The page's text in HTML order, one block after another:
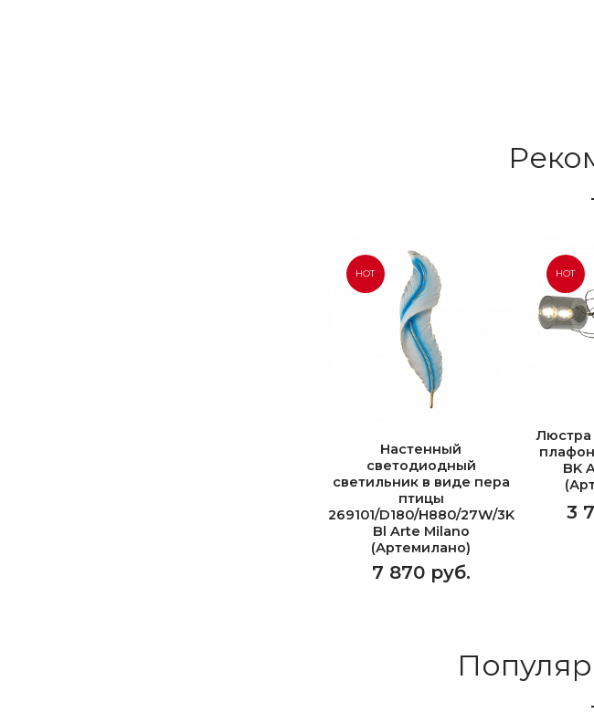
HOT
Настенный
светодиодный
светильник в виде пера
птицы
269101/D180/H880/27W/3K
Bl Arte Milano
(Артемилано)
7 870 руб.
HOT
Люстра
BK
3